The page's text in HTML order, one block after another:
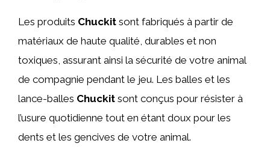
Les produits Chuckit sont fabriqués à partir de
matériaux de haute qualité, durables et non
toxiques, assurant ainsi la sécurité de votre animal
de compagnie pendant le jeu. Les balles et les
lance-balles Chuckit sont conçus pour résister à
l’usure quotidienne tout en étant doux pour les
dents et les gencives de votre animal.